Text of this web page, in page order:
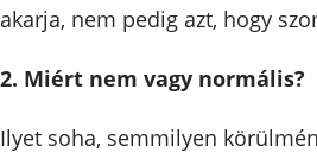
akarja, nem pedig azt, hogy
2. Miért nem vagy normális?
Ilyet soha, semmilyen